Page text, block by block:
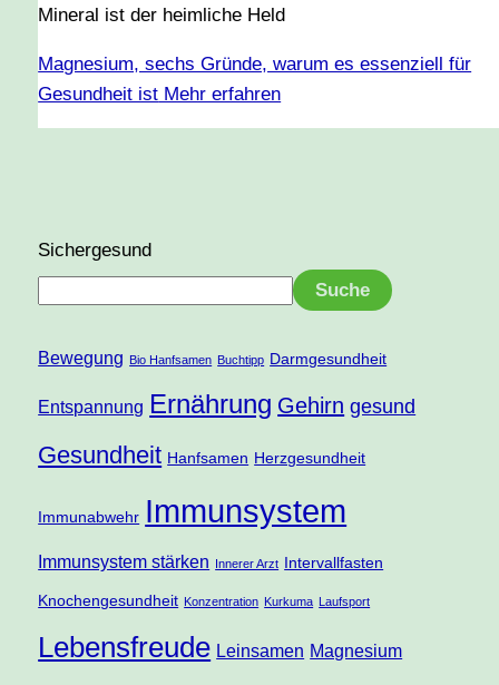
Mineral ist der heimliche Held
Magnesium, sechs Gründe, warum es essenziell für
Gesundheit ist Mehr erfahren
Sichergesund
Suche
Bewegung Bio Hanfsamen Buchtipp Darmgesundheit
Entspannung Ernährung Gehirn gesund
Gesundheit Hanfsamen Herzgesundheit
Immunabwehr Immunsystem
Immunsystem stärken Innerer Arzt Intervallfasten
Knochengesundheit Konzentration Kurkuma Laufsport
Lebensfreude Leinsamen Magnesium